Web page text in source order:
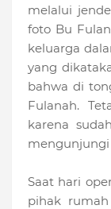
melalui
foto Bu
keluarga
yang
bahwa di
Fulanah.
karena
Saat hari
pihak